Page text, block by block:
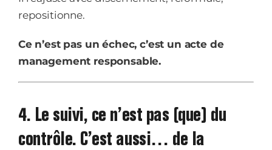
repositionne.
Ce n’est pas un échec, c’est un acte de
management responsable.
4. Le suivi, ce n’est pas (que) du
contrôle. C’est aussi… de la